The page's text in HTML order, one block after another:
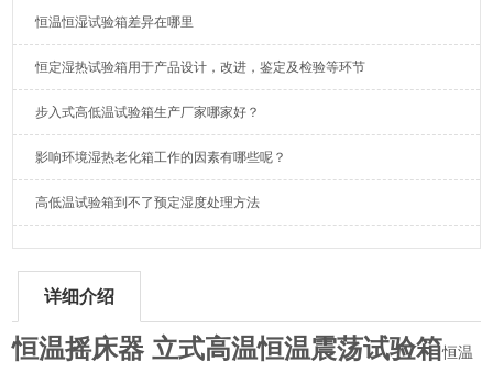
恒温恒湿试验箱差异在哪里
恒定湿热试验箱用于产品设计，改进，鉴定及检验等环节
步入式高低温试验箱生产厂家哪家好？
影响环境湿热老化箱工作的因素有哪些呢？
高低温试验箱到不了预定湿度处理方法
详细介绍
恒温摇床器 立式高温恒温震荡试验箱恒温